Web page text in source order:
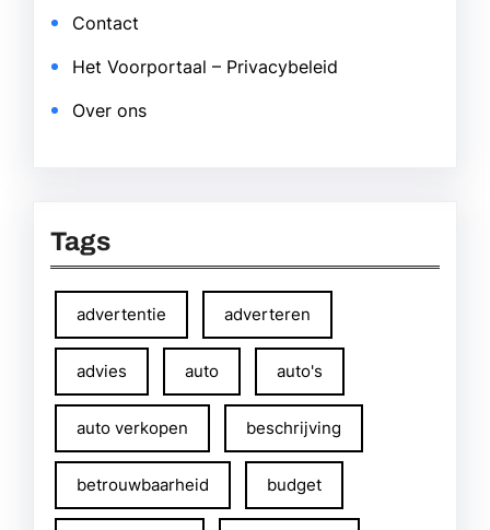
Contact
Het Voorportaal – Privacybeleid
Over ons
Tags
advertentie adverteren
advies auto auto's
auto verkopen beschrijving
betrouwbaarheid budget